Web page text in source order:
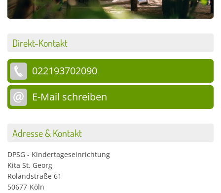
Direkt-Kontakt
022193702090
E-Mail schreiben
Adresse & Kontakt
DPSG - Kindertageseinrichtung
Kita St. Georg
Rolandstraße 61
50677 Köln